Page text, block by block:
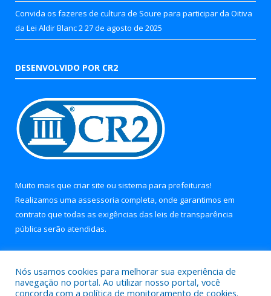
Convida os fazeres de cultura de Soure para participar da Oitiva
da Lei Aldir Blanc 2 27 de agosto de 2025
DESENVOLVIDO POR CR2
Muito mais que criar site ou sistema para prefeituras!
Realizamos uma assessoria completa, onde garantimos em
contrato que todas as exigências das leis de transparência
pública serão atendidas.
Nós usamos cookies para melhorar sua experiência de
navegação no portal. Ao utilizar nosso portal, você
concorda com a política de monitoramento de cookies.